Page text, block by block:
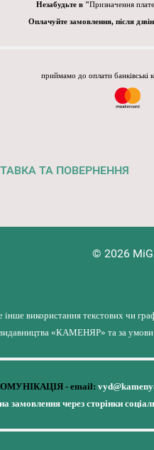
Незабудьте в "Призначення
Оплачуйте замовлення, після
приймамо до оплати банківські
ТА ПОВЕРНЕННЯ
© 2026 MiG
інше використання текстових чи
«КАМЕНЯР» та за умови
- email:
замовлення через сторінки